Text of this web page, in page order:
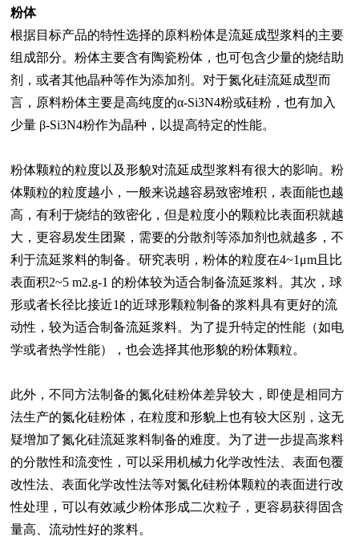
粉体
根据目标产品的特性选择的原料粉体是流延成型浆料的主要
组成部分。粉体主要含有陶瓷粉体，也可包含少量的烧结助
剂，或者其他晶种等作为添加剂。对于氮化硅流延成型而
言，原料粉体主要是高纯度的α-Si3N4粉或硅粉，也有加入
少量 β-Si3N4粉作为晶种，以提高特定的性能。
粉体颗粒的粒度以及形貌对流延成型浆料有很大的影响。粉
体颗粒的粒度越小，一般来说越容易致密堆积，表面能也越
高，有利于烧结的致密化，但是粒度小的颗粒比表面积就越
大，更容易发生团聚，需要的分散剂等添加剂也就越多，不
利于流延浆料的制备。研究表明，粉体的粒度在4~1μm且比
表面积2~5 m2.g-1 的粉体较为适合制备流延浆料。其次，球
形或者长径比接近1的近球形颗粒制备的浆料具有更好的流
动性，较为适合制备流延浆料。为了提升特定的性能（如电
学或者热学性能），也会选择其他形貌的粉体颗粒。
此外，不同方法制备的氮化硅粉体差异较大，即使是相同方
法生产的氮化硅粉体，在粒度和形貌上也有较大区别，这无
疑增加了氮化硅流延浆料制备的难度。为了进一步提高浆料
的分散性和流变性，可以采用机械力化学改性法、表面包覆
改性法、表面化学改性法等对氮化硅粉体颗粒的表面进行改
性处理，可以有效减少粉体形成二次粒子，更容易获得固含
量高、流动性好的浆料。